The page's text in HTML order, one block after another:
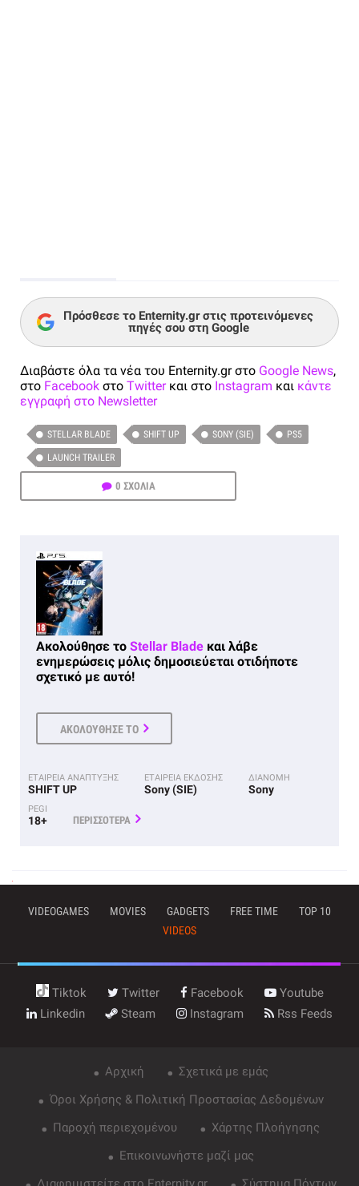
Πρόσθεσε το Enternity.gr στις προτεινόμενες
πηγές σου στη Google
Διαβάστε όλα τα νέα του Enternity.gr στο Google News,
στο Facebook στο Twitterκαι στο Instagram και κάντε
εγγραφή στο Newsletter
STELLAR BLADE SHIFT UP SONY (SIE) PS5
LAUNCH TRAILER
0 ΣΧΟΛΙΑ
Ακολούθησε το Stellar Blade και λάβε
ενημερώσεις μόλις δημοσιεύεται οτιδήποτε
σχετικό με αυτό!
ΑΚΟΛΟΥΘΗΣΕ ΤΟ
ΕΤΑΙΡΕΙΑ ΑΝΑΠΤΥΞΗΣ
SHIFT UP
ΕΤΑΙΡΕΙΑ ΕΚΔΟΣΗΣ
Sony (SIE)
ΔΙΑΝΟΜΗ
Sony
PEGI
18+ ΠΕΡΙΣΣΟΤΕΡΑ
VIDEOGAMES MOVIES GADGETS FREE TIME
TOP 10
VIDEOS
Tiktok Twitter Facebook
Youtube
Linkedin
Steam Instagram Rss Feeds
Αρχική
Σχετικά με εμάς
Όροι Χρήσης & Πολιτική Προστασίας Δεδομένων
Παροχή περιεχομένου
Χάρτης Πλοήγησης
Επικοινωνήστε μαζί μας